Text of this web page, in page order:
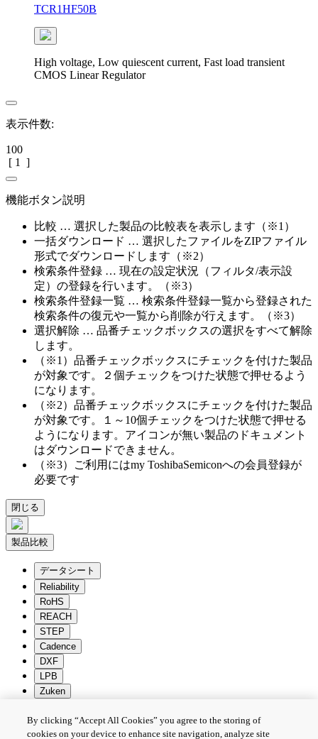
TCR1HF50B
High voltage, Low quiescent current, Fast load transient
CMOS Linear Regulator
表示件数:
100
[ 1 ]
機能ボタン説明
比較 … 選択した製品の比較表を表示します（※1）
一括ダウンロード … 選択したファイルをZIPファイル
形式でダウンロードします（※2）
検索条件登録 … 現在の設定状況（フィルタ/表示設
定）の登録を行います。（※3）
検索条件登録一覧 … 検索条件登録一覧から登録された
検索条件の復元や一覧から削除が行えます。（※3）
選択解除 … 品番チェックボックスの選択をすべて解除
します。
（※1）品番チェックボックスにチェックを付けた製品
が対象です。２個チェックをつけた状態で押せるよう
になります。
（※2）品番チェックボックスにチェックを付けた製品
が対象です。１～10個チェックをつけた状態で押せる
ようになります。アイコンが無い製品のドキュメント
はダウンロードできません。
（※3）ご利用にはmy ToshibaSemiconへの会員登録が
必要です
閉じる
製品比較
データシート
Reliability
RoHS
REACH
STEP
Cadence
DXF
LPB
Zuken
一括ダウンロード 選択解除
By clicking “Accept All Cookies” you agree to the storing of
cookies on your device to enhance site navigation, analyze site